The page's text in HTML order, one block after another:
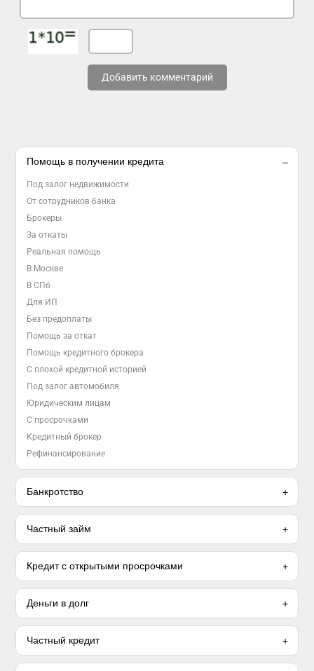
Добавить комментарий
Помощь в получении кредита
Под залог недвижимости
От сотрудников банка
Брокеры
За откаты
Реальная помощь
В Москве
В СПб
Для ИП
Без предоплаты
Помощь за откат
Помощь кредитного брокера
С плохой кредитной историей
Под залог автомобиля
Юридическим лицам
С просрочками
Кредитный брокер
Рефинансирование
Банкротство
Частный займ
Кредит с открытыми просрочками
Деньги в долг
Частный кредит